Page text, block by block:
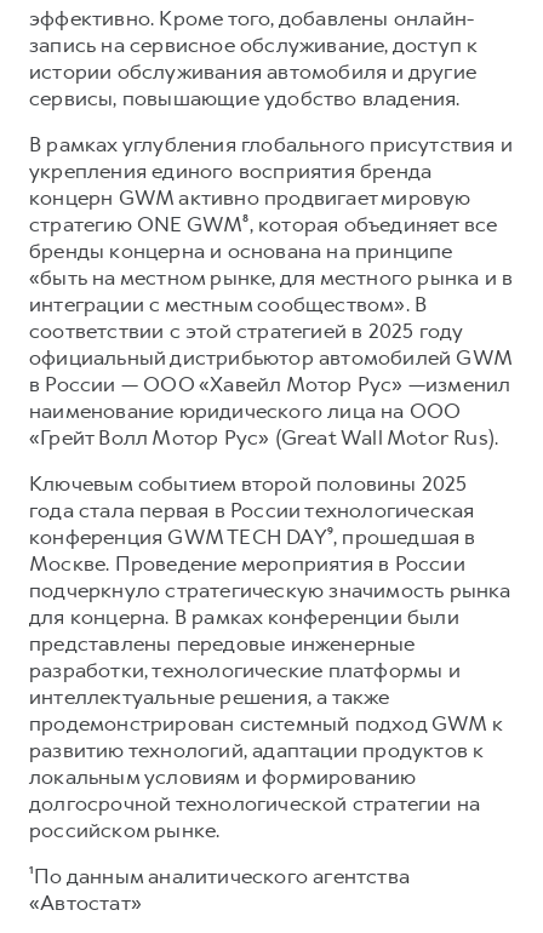
эффективно. Кроме того, добавлены онлайн-
запись на сервисное обслуживание, доступ к
истории обслуживания автомобиля и другие
сервисы, повышающие удобство владения.
В рамках углубления глобального присутствия и
укрепления единого восприятия бренда
концерн GWM активно продвигает мировую
стратегию ONE GWM⁸, которая объединяет все
бренды концерна и основана на принципе
«быть на местном рынке, для местного рынка и в
интеграции с местным сообществом». В
соответствии с этой стратегией в 2025 году
официальный дистрибьютор автомобилей GWM
в России — ООО «Хавейл Мотор Рус» —изменил
наименование юридического лица на ООО
«Грейт Волл Мотор Рус» (Great Wall Motor Rus).
Ключевым событием второй половины 2025
года стала первая в России технологическая
конференция GWM TECH DAY⁹, прошедшая в
Москве. Проведение мероприятия в России
подчеркнуло стратегическую значимость рынка
для концерна. В рамках конференции были
представлены передовые инженерные
разработки, технологические платформы и
интеллектуальные решения, а также
продемонстрирован системный подход GWM к
развитию технологий, адаптации продуктов к
локальным условиям и формированию
долгосрочной технологической стратегии на
российском рынке.
¹По данным аналитического агентства
«Автостат»